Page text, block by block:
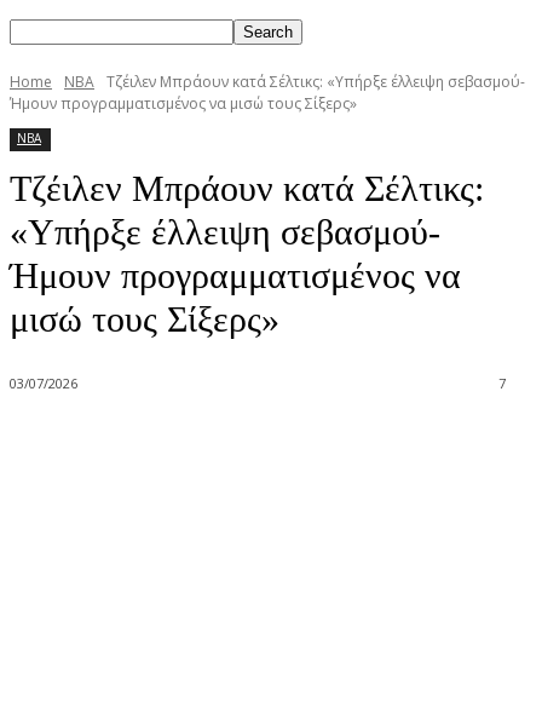
Home NBA Τζέιλεν Μπράουν κατά Σέλτικς: «Υπήρξε έλλειψη σεβασμού-
Ήμουν προγραμματισμένος να μισώ τους Σίξερς»
NBA
Τζέιλεν Μπράουν κατά Σέλτικς:
«Υπήρξε έλλειψη σεβασμού-
Ήμουν προγραμματισμένος να
μισώ τους Σίξερς»
03/07/2026 7